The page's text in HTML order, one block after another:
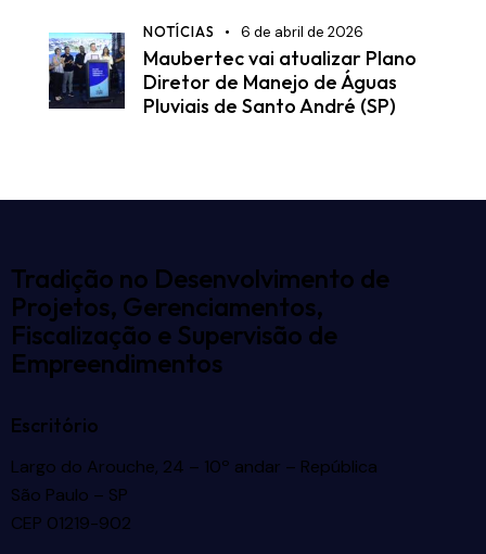
NOTÍCIAS 6 de abril de 2026
Maubertec vai atualizar Plano
Diretor de Manejo de Águas
Pluviais de Santo André (SP)
Tradição no Desenvolvimento de
Projetos, Gerenciamentos,
Fiscalização e Supervisão de
Empreendimentos
Escritório
Largo do Arouche, 24 – 10º andar – República
São Paulo – SP
CEP 01219-902